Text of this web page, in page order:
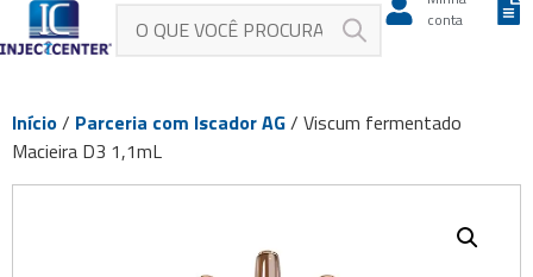
conta
Início/ Parceria com Iscador AG/ Viscum fermentado
Macieira D3 1,1mL